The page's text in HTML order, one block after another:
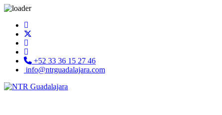
+52 33 36 15 27 46
info@ntrguadalajara.com